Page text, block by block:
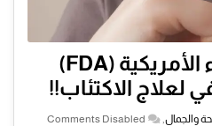
إدارة الغذاء والدواء الأمريكية (FDA)
لعلاج الاكتئاب!!
والجمال,
Comments Disabled